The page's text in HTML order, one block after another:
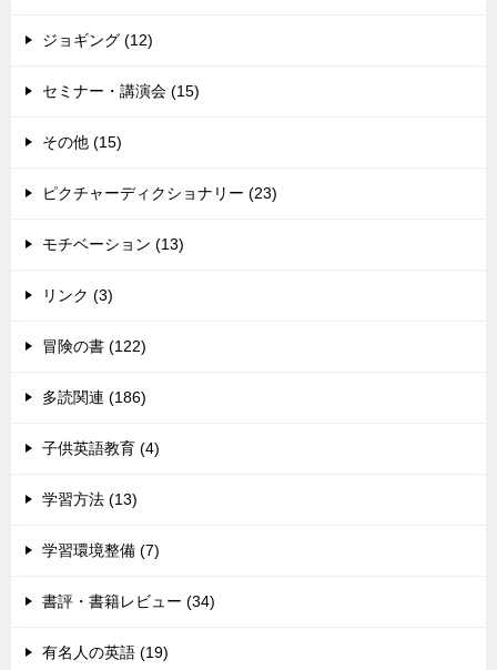
ジョギング (12)
セミナー・講演会 (15)
その他 (15)
ピクチャーディクショナリー (23)
モチベーション (13)
リンク (3)
冒険の書 (122)
多読関連 (186)
子供英語教育 (4)
学習方法 (13)
学習環境整備 (7)
書評・書籍レビュー (34)
有名人の英語 (19)